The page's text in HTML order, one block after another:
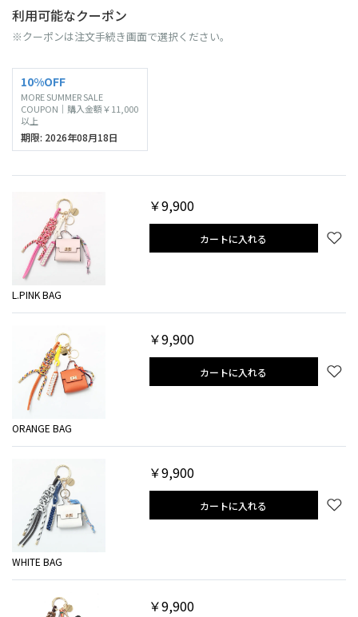
利用可能なクーポン
※クーポンは注文手続き画面で選択ください。
10%OFF
MORE SUMMER SALE
COUPON｜購入金額￥11,000
以上
期限: 2026年08月18日
L.PINK BAG
￥9,900
カートに入れる
ORANGE BAG
￥9,900
カートに入れる
WHITE BAG
￥9,900
カートに入れる
￥9,900